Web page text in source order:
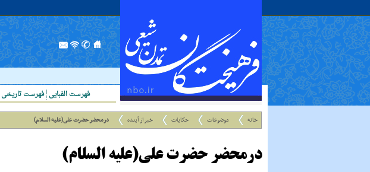
فهرست تاریخی فهرست الفبایی
خانه موضوعات حکایات خبر از آینده درمحضر حضرت على(علیه السلام)
درمحضر حضرت على(علیه السلام)